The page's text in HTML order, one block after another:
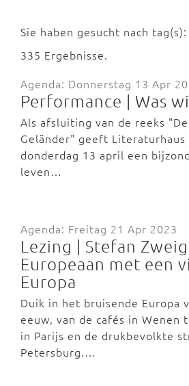
Sie haben gesucht nach
335 Ergebnisse.
Agenda: Donnerstag 13 Apr
Performance | Was
Als afsluiting van de reeks
Geländer" geeft Literaturhaus
donderdag 13 april een
leven…
Agenda: Freitag 21 Apr 2023
Lezing | Stefan
Europeaan met een
Europa
Duik in het bruisende Europa
eeuw, van de cafés in Wenen
in Parijs en de drukbevolkte
Petersburg.…